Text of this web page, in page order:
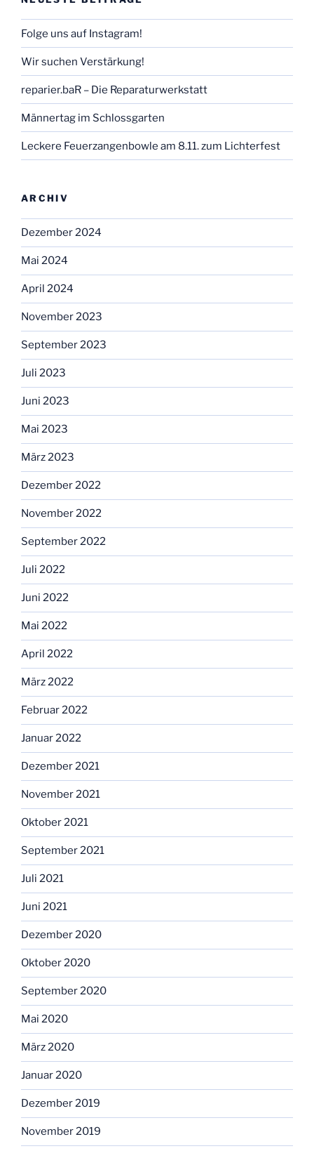
Folge uns auf Instagram!
Wir suchen Verstärkung!
reparier.baR – Die Reparaturwerkstatt
Männertag im Schlossgarten
Leckere Feuerzangenbowle am 8.11. zum Lichterfest
ARCHIV
Dezember 2024
Mai 2024
April 2024
November 2023
September 2023
Juli 2023
Juni 2023
Mai 2023
März 2023
Dezember 2022
November 2022
September 2022
Juli 2022
Juni 2022
Mai 2022
April 2022
März 2022
Februar 2022
Januar 2022
Dezember 2021
November 2021
Oktober 2021
September 2021
Juli 2021
Juni 2021
Dezember 2020
Oktober 2020
September 2020
Mai 2020
März 2020
Januar 2020
Dezember 2019
November 2019